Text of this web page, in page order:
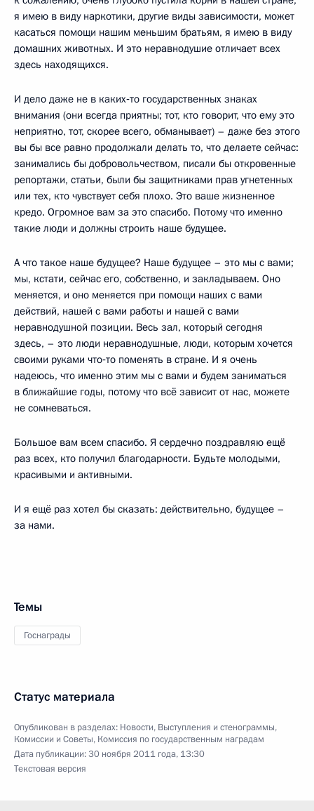
я имею в виду наркотики, другие виды зависимости, может
касаться помощи нашим меньшим братьям, я имею в виду
домашних животных. И это неравнодушие отличает всех
здесь находящихся.
И дело даже не в каких‑то государственных знаках
внимания (они всегда приятны; тот, кто говорит, что ему это
неприятно, тот, скорее всего, обманывает) – даже без этого
вы бы все равно продолжали делать то, что делаете сейчас:
занимались бы добровольчеством, писали бы откровенные
репортажи, статьи, были бы защитниками прав угнетенных
или тех, кто чувствует себя плохо. Это ваше жизненное
кредо. Огромное вам за это спасибо. Потому что именно
такие люди и должны строить наше будущее.
А что такое наше будущее? Наше будущее – это мы с вами;
мы, кстати, сейчас его, собственно, и закладываем. Оно
меняется, и оно меняется при помощи наших с вами
действий, нашей с вами работы и нашей с вами
неравнодушной позиции. Весь зал, который сегодня
здесь, – это люди неравнодушные, люди, которым хочется
своими руками что‑то поменять в стране. И я очень
надеюсь, что именно этим мы с вами и будем заниматься
в ближайшие годы, потому что всё зависит от нас, можете
не сомневаться.
Большое вам всем спасибо. Я сердечно поздравляю ещё
раз всех, кто получил благодарности. Будьте молодыми,
красивыми и активными.
И я ещё раз хотел бы сказать: действительно, будущее –
за нами.
Темы
Госнаграды
Статус материала
Опубликован в разделах: Новости, Выступления и стенограммы,
Комиссии и Советы, Комиссия по государственным наградам
Дата публикации:30 ноября 2011 года, 13:30
Текстовая версия